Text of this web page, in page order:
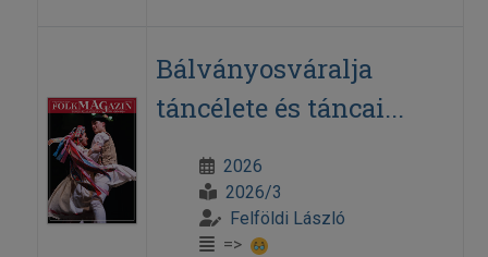
Bálványosváralja
táncélete és táncai...
2026
2026/3
Felföldi László
=>